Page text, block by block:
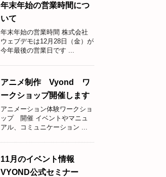
年末年始の営業時間につ
いて
年末年始の営業時間 株式会社
ウェブデモは12月28日（金）が
今年最後の営業日です ...
アニメ制作 Vyond ワ
ークショップ開催します
アニメーション体験ワークショ
ップ 開催 イベントやマニュ
アル、コミュニケーション ...
11月のイベント情報
VYOND公式セミナー